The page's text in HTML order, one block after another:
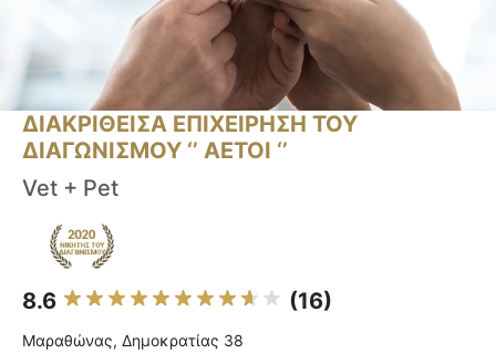
ΔΙΑΚΡΙΘΕΙΣΑ ΕΠΙΧΕΙΡΗΣΗ ΤΟΥ
ΔΙΑΓΩΝΙΣΜΟΥ ‘’ ΑΕΤΟΙ ‘’
Vet + Pet
8.6 (16)
Μαραθώνας, Δημοκρατίας 38